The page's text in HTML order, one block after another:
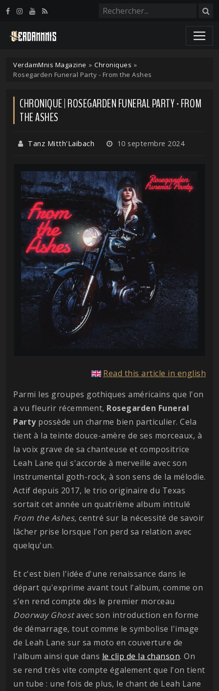
VerdamMnis Magazine » Chroniques »
Rosegarden Funeral Party - From the Ashes
CHRONIQUE | ROSEGARDEN FUNERAL PARTY - FROM
THE ASHES
Tanz Mitth'Laibach 10 septembre 2024
Read this article in english
Parmi les groupes gothiques américains que l'on
a vu fleurir récemment, Rosegarden Funeral
Partypossède un charme bien particulier. Cela
tient à la teinte douce-amère de ses morceaux, à
la voix grave de sa chanteuse et compositrice
Leah Lane qui s'accorde à merveille avec son
instrumental goth-rock, à son sens de la mélodie.
Actif depuis 2017, le trio originaire du Texas
sortait cet année un quatrième album intitulé
From the Ashes, centré sur la nécessité de savoir
lâcher prise lorsque l'on perd sa relation avec
quelqu'un.
Et c'est bien l'idée d'une renaissance dans le
départ qu'exprime avant tout l'album, comme on
s'en rend compte dès le premier morceau
Doorway Ghostavec son introduction en forme
de démarrage, tout comme le symbolise l'image
de Leah Lane sur sa moto en couverture de
l'album ainsi que dans le clip de la chanson. On
se rend très vite compte également que l'on tient
un tube : une fois de plus, le chant de Leah Lane
Panneau de gestion des cookies